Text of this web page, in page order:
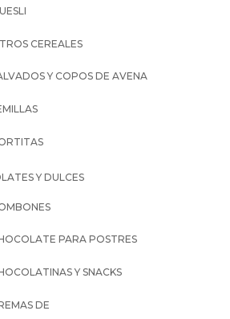
CEREALES
Y COPOS DE AVENA
Y DULCES
PARA POSTRES
Y SNACKS
DE